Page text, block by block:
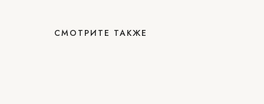
СМОТРИТЕ ТАКЖЕ